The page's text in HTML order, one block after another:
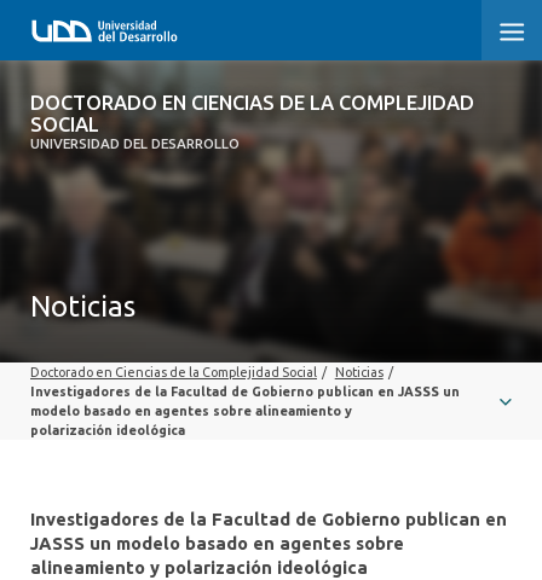
DOCTORADO EN CIENCIAS DE LA COMPLEJIDAD
SOCIAL
UNIVERSIDAD DEL DESARROLLO
DOCTORADO EN CIENCIAS DE LA
COMPLEJIDAD SOCIAL
NOSOTROS
INVESTIGACIÓN
Noticias
Doctorado en Ciencias de la Complejidad Social / Noticias /
Investigadores de la Facultad de Gobierno publican en JASSS un
modelo basado en agentes sobre alineamiento y
polarización ideológica
Investigadores de la Facultad de Gobierno publican en
JASSS un modelo basado en agentes sobre
alineamiento y polarización ideológica